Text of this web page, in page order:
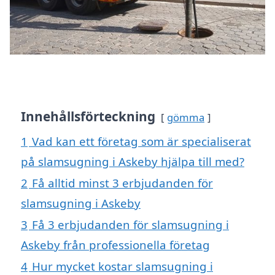
Innehållsförteckning gömma
1 Vad kan ett företag som är specialiserat
på slamsugning i Askeby hjälpa till med?
2 Få alltid minst 3 erbjudanden för
slamsugning i Askeby
3 Få 3 erbjudanden för slamsugning i
Askeby från professionella företag
4 Hur mycket kostar slamsugning i